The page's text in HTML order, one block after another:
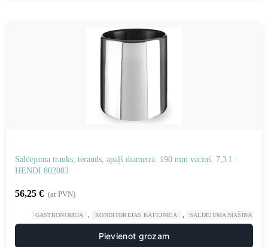
Saldējuma trauks, tērauds, apaļš diametrā. 190 mm vāciņš. 7,3 l –
HENDI 802083
56,25 € (ar PVN)
GASTRONOMIJA KONDITOREJAS KAFEJNĪCA SALDĒJUMA MAŠĪNAS
Pievienot grozam